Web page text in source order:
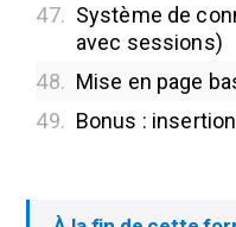
47. Système de
avec sessions)
48. Mise en page
49. Bonus :